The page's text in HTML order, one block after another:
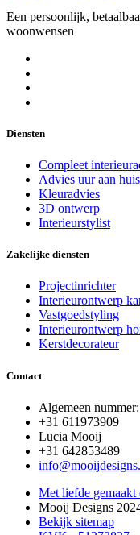
Een persoonlijk,
woonwensen
Diensten
Compleet
Advies uur aan huis
Kleuradvies
3D ontwerp
Interieurstylist
Zakelijke diensten
Projectinrichter
Interieurontwerp
Vastgoedstyling
Interieurontwerp
Kerstdecorateur
Contact
Algemeen nummer:
+31 611973909
Lucia Mooij
+31 642853489
Met liefde gemaakt
Mooij Designs
Bekijk sitemap